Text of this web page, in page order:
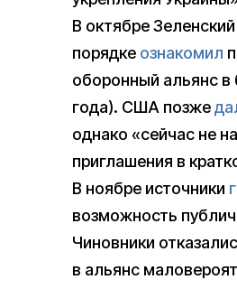
В октябре Зеленский
порядке ознакомил
оборонный альянс в
года). США позже
однако «сейчас не
приглашения в
В ноябре источники
возможность
Чиновники
в альянс